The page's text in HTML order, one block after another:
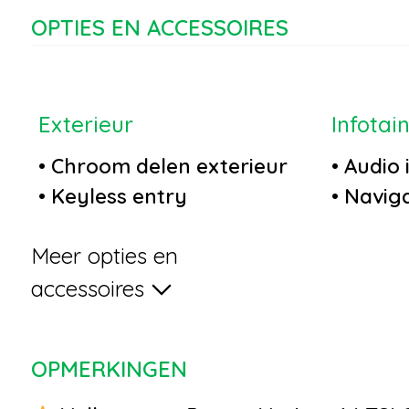
OPTIES EN ACCESSOIRES
Exterieur
• Chroom delen exterieur
• Keyless entry
•Metaalkleur
•Mistlampen voor
•Buitenspiegel(s)
• Audio
•
Meer opties en
accessoires
OPMERKINGEN